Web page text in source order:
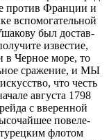
про­тив Фран­ции и
вспо­мо­га­тель­ной
был до­став­
из­ве­стие,
в Чер­ное мо­ре, то
сра­же­ние, и МЫ
что честь
ав­гу­ста 1798
с вве­рен­ной
по­ве­ле­
ту­рец­ким фло­том